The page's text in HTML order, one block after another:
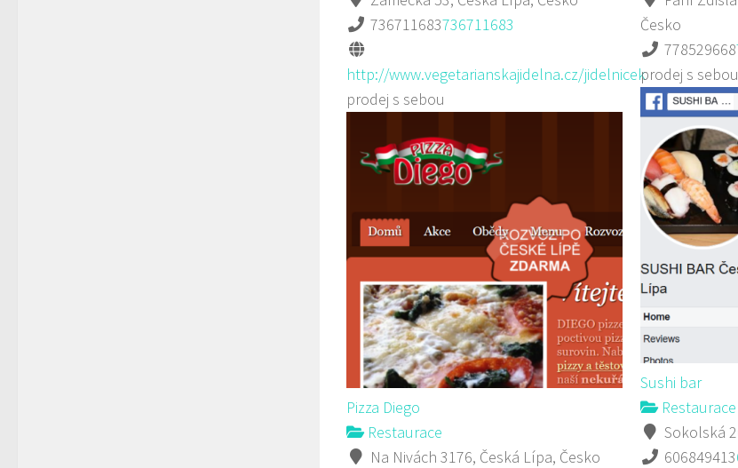
736711683736711683
http://www.vegetarianskajidelna.cz/jidelnicek
prodej s sebou
Česko
778529668
prodej s sebou
Sushi bar
Restaurace
Sokolská
606849413
Pizza Diego
Restaurace
Na Nivách 3176, Česká Lípa, Česko